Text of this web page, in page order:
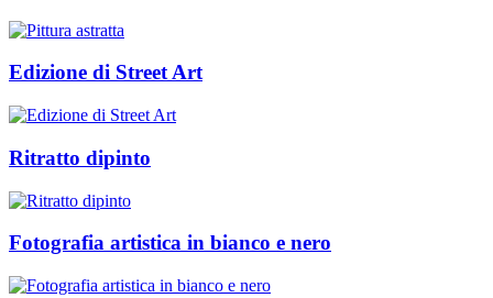
Edizione di Street Art
Ritratto dipinto
Fotografia artistica in bianco e nero